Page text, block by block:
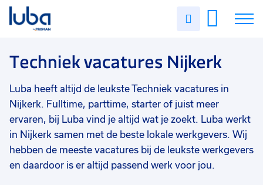
Uren
Vacatures
Over ons
Voor werkgevers
Contact
Techniek vacatures Nijkerk
Luba heeft altijd de leukste Techniek vacatures in
Nijkerk. Fulltime, parttime, starter of juist meer
ervaren, bij Luba vind je altijd wat je zoekt. Luba werkt
in Nijkerk samen met de beste lokale werkgevers. Wij
hebben de meeste vacatures bij de leukste werkgevers
en daardoor is er altijd passend werk voor jou.
Filter vacatures
Vakgebied 0
Techniek
Opleidingsniveau 0
Soort contract 0
Uitzicht op vast 1
Uren per week 0